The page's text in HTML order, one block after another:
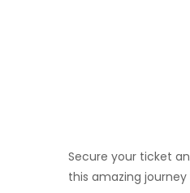
Secure your ticket
this amazing journey